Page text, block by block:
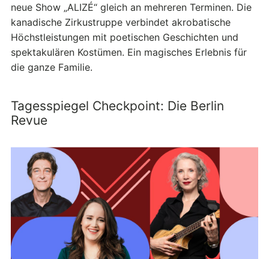
neue Show „ALIZÉ“ gleich an mehreren Terminen. Die
kanadische Zirkustruppe verbindet akrobatische
Höchstleistungen mit poetischen Geschichten und
spektakulären Kostümen. Ein magisches Erlebnis für
die ganze Familie.
Tagesspiegel Checkpoint: Die Berlin
Revue